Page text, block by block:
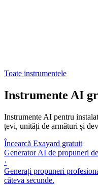
Toate instrumentele
Instrumente AI
Instrumente AI pentru
țevi, unități de armături și
Încearcă Exayard gratuit
Generator AI de propuneri
·
Generați propuneri
câteva secunde.